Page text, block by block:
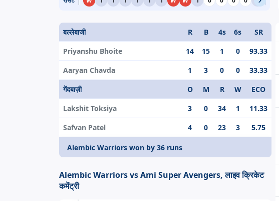
बल्लेबाजी R B 4s 6s
SR
Priyanshu Bhoite
14 15 1 0
93.33
Aaryan Chavda
1 3 0 0
33.33
गेंदबाज़ी
O M R W
ECO
Lakshit Toksiya
3 0 34 1
11.33
Safvan Patel
4 0 23 3 5.75
Alembic Warriors won by 36 runs
Alembic Warriors vs Ami Super Avengers, लाइव क्रिकेट
कमेंट्री